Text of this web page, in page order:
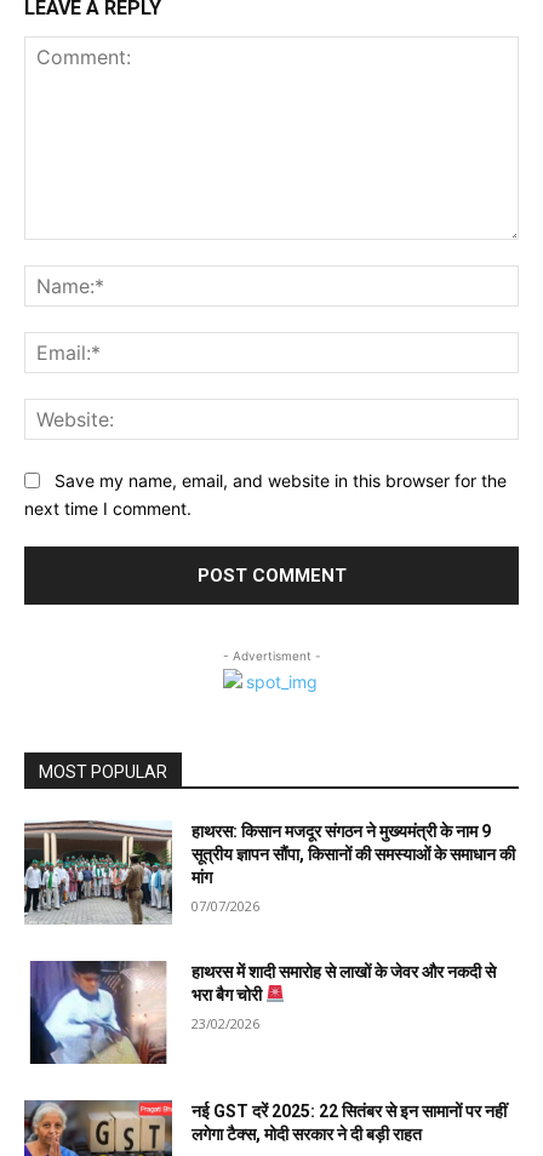
LEAVE A REPLY
Save my name, email, and website in this browser for the
next time I comment.
- Advertisment -
MOST POPULAR
हाथरस: किसान मजदूर संगठन ने मुख्यमंत्री के नाम 9
सूत्रीय ज्ञापन सौंपा, किसानों की समस्याओं के समाधान की
मांग
07/07/2026
हाथरस में शादी समारोह से लाखों के जेवर और नकदी से
भरा बैग चोरी
23/02/2026
नई GST दरें 2025: 22 सितंबर से इन सामानों पर नहीं
लगेगा टैक्स, मोदी सरकार ने दी बड़ी राहत